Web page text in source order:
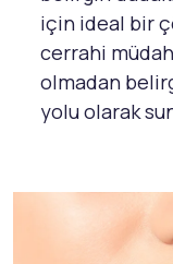
için ideal bir
cerrahi
olmadan
yolu olarak